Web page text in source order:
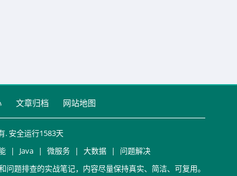
文章归档 网站地图
. 安全运行1583天
| Java | 微服务 | 大数据 |
问题解决
问题排查的实战笔记，内容尽量保持真实、简洁、可复用。